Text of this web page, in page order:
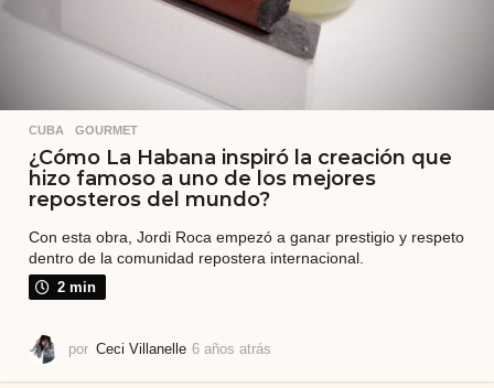
CUBA ,GOURMET
¿Cómo La Habana inspiró la creación que
hizo famoso a uno de los mejores
reposteros del mundo?
Con esta obra, Jordi Roca empezó a ganar prestigio y respeto
dentro de la comunidad repostera internacional.
2 min
por Ceci Villanelle 6 años atrás